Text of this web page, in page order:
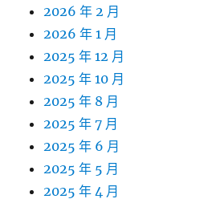
2026 年 2 月
2026 年 1 月
2025 年 12 月
2025 年 10 月
2025 年 8 月
2025 年 7 月
2025 年 6 月
2025 年 5 月
2025 年 4 月